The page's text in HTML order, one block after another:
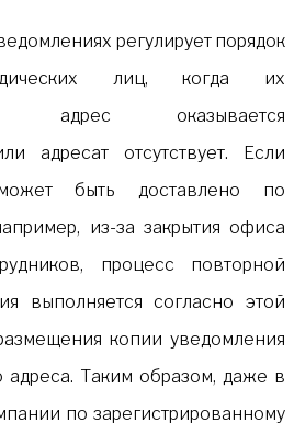
регулирует порядок
лиц, когда их
адрес оказывается
адресат отсутствует. Если
быть доставлено по
из-за закрытия офиса
процесс повторной
выполняется согласно этой
копии уведомления
адреса. Таким образом, даже в
по зарегистрированному